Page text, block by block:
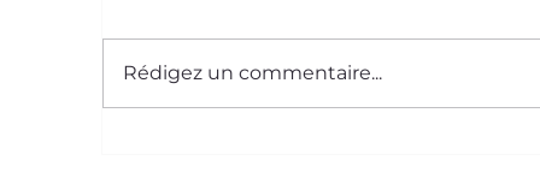
Le Saviez-Vous ? #59
Rédigez un commentaire...